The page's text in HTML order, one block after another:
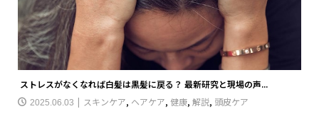
ストレスがなくなれば白髪は黒髪に戻る？ 最新研究と現場の声...
2025.06.03 スキンケア, ヘアケア, 健康, 解説, 頭皮ケア